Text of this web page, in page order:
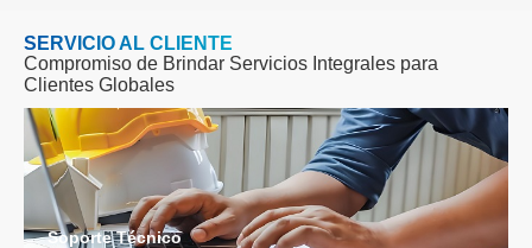
Compromiso de Brindar Servicios Integrales para
Clientes Globales
Soporte Técnico